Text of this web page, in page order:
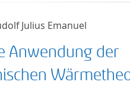
Julius Emanuel
Anwendung der